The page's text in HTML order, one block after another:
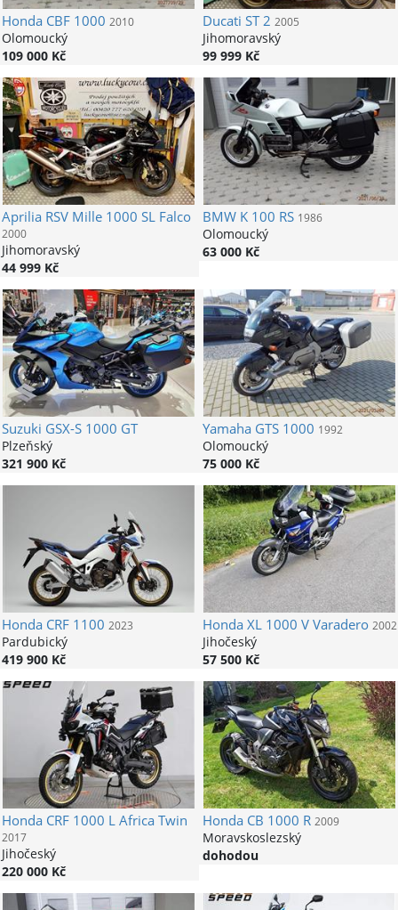
HondaCBF 1000 2010
Olomoucký
109 000 Kč
Ducati ST 2 2005
Jihomoravský
99 999 Kč
ApriliaRSV Mille 1000 SL Falco
2000
Jihomoravský
44 999 Kč
BMWK 100 RS 1986
Olomoucký
63 000 Kč
Suzuki GSX-S 1000 GT
Plzeňský
321 900 Kč
YamahaGTS 1000 1992
Olomoucký
75 000 Kč
HondaCRF 1100 2023
Pardubický
419 900 Kč
HondaXL 1000 V Varadero 2002
Jihočeský
57 500 Kč
HondaCRF 1000 L Africa Twin
2017
Jihočeský
220 000 Kč
HondaCB 1000 R 2009
Moravskoslezský
dohodou